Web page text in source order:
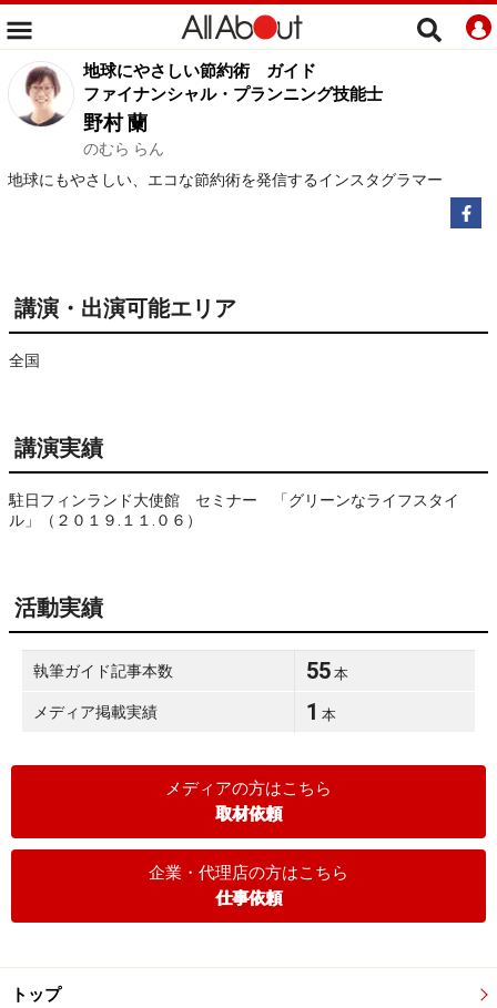
地球にやさしい節約術
ガイド
ファイナンシャル・プランニング技能士
野村 蘭
のむら らん
地球にもやさしい、エコな節約術を発信するインスタグラマー
講演・出演可能エリア
全国
講演実績
駐日フィンランド大使館 セミナー 「グリーンなライフスタイ
ル」（２０１９.１１.０６）
活動実績
執筆ガイド記事本数 55 本
メディア掲載実績 1 本
メディアの方はこちら
取材依頼
企業・代理店の方はこちら
仕事依頼
トップ